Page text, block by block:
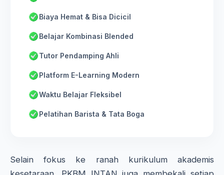
Biaya Hemat & Bisa Dicicil
Belajar Kombinasi Blended
Tutor Pendamping Ahli
Platform E-Learning Modern
Waktu Belajar Fleksibel
Pelatihan Barista & Tata Boga
Selain fokus ke ranah kurikulum akademis